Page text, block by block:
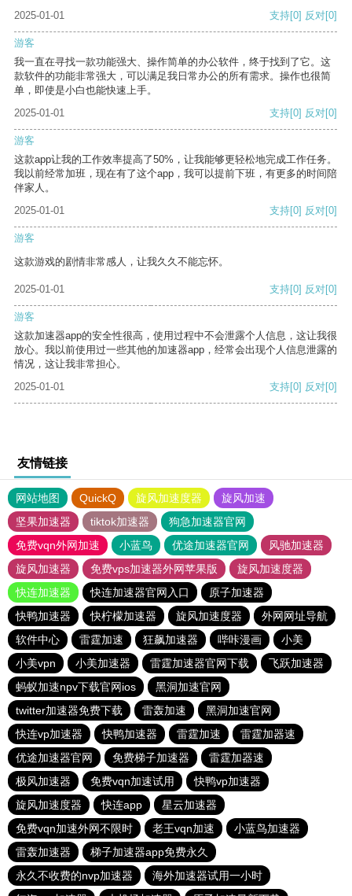
2025-01-01
支持[0] 反对[0]
游客
我一直在寻找一款功能强大、操作简单的办公软件，终于找到了它。这
款软件的功能非常强大，可以满足我日常办公的所有需求。操作也很简
单，即使是小白也能快速上手。
2025-01-01
支持[0] 反对[0]
游客
这款app让我的工作效率提高了50%，让我能够更轻松地完成工作任务。
我以前经常加班，现在有了这个app，我可以提前下班，有更多的时间陪
伴家人。
2025-01-01
支持[0] 反对[0]
游客
这款游戏的剧情非常感人，让我久久不能忘怀。
2025-01-01 支持[0] 反对[0]
游客
这款加速器app的安全性很高，使用过程中不会泄露个人信息，这让我很
放心。我以前使用过一些其他的加速器app，经常会出现个人信息泄露的
情况，这让我非常担心。
2025-01-01
支持[0] 反对[0]
友情链接
网站地图 QuickQ 旋风加速度器
旋风加速
坚果加速器
tiktok加速器
狗急加速器官网
免费vqn外网加速
小蓝鸟 优途加速器官网
风驰加速器
旋风加速器
免费vps加速器外网苹果版
旋风加速度器
快连加速器
快连加速器官网入口
原子加速器
快鸭加速器
快柠檬加速器 旋风加速度器
外网网址导航
软件中心
雷霆加速 狂飙加速器 哔咔漫画
小美
小美vpn
小美加速器 雷霆加速器官网下载
飞跃加速器
蚂蚁加速npv下载官网ios
黑洞加速官网
twitter加速器免费下载
雷轰加速
黑洞加速官网
快连vp加速器
快鸭加速器 雷霆加速
雷霆加器速
优途加速器官网
免费梯子加速器
雷霆加器速
极风加速器
免费vqn加速试用
快鸭vp加速器
旋风加速度器
快连app
星云加速器
免费vqn加速外网不限时
老王vqn加速
小蓝鸟加速器
雷轰加速器
梯子加速器app免费永久
永久不收费的nvp加速器
海外加速器试用一小时